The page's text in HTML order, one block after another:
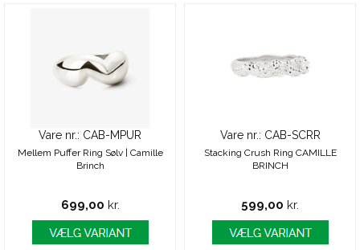
Vare nr.: CAB-MPUR
Mellem Puffer Ring Sølv | Camille
Brinch
699,00 kr.
Vare nr.: CAB-SCRR
Stacking Crush Ring CAMILLE
BRINCH
599,00 kr.